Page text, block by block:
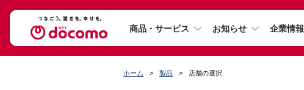
商品・サービス お知らせ 企業情報
ホーム 製品 店舗の選択